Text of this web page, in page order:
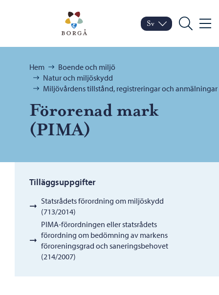
Porvoo – Gå till
Byt språk
Nuvarande språk:
Sv
Sök Meny
Bläddra:
Hem
Boende och miljö
Natur och miljöskydd
Miljövårdens tillstånd, registreringar och anmälningar
Förorenad mark
(PIMA)
Tilläggsuppgifter
Statsrådets förordning om miljöskydd
(713/2014)
PIMA-förordningen eller statsrådets
förordning om bedömning av markens
föroreningsgrad och saneringsbehovet
(214/2007)